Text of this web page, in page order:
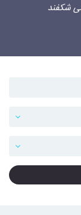
شکفند